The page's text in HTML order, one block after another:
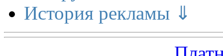
История рекламы ⇓